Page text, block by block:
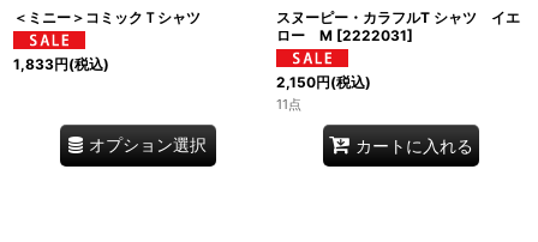
＜ミニー＞コミックＴシャツ
1,833円(税込)
オプション選択
スヌーピー・カラフルT シャツ イエ
ロー M [2222031]
2,150円(税込)
11点
カートに入れる